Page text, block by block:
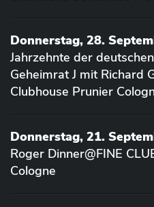
Donnerstag, 28.
Jahrzehnte der
Geheimrat J mit Richard
Clubhouse Prunier
Donnerstag, 21.
Roger Dinner@FINE
Cologne